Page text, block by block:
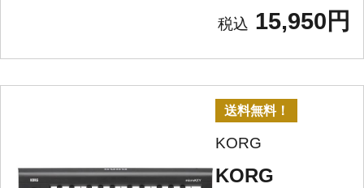
15,950円
送料無料！
KORG
KORG